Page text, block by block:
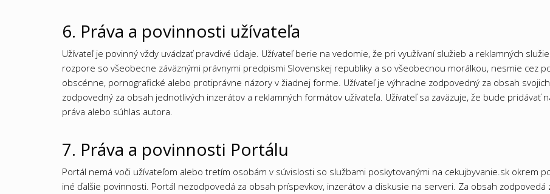
6. Práva a povinnosti užívateľa
Užívateľ je povinný vždy uvádzať pravdivé údaje. Užívateľ berie na vedomie, že pri využívaní služieb a reklamných
rozpore so všeobecne záväznými právnymi predpismi Slovenskej republiky a so všeobecnou morálkou, nesmie cez
obscénne, pornografické alebo protiprávne názory v žiadnej forme. Užívateľ je výhradne zodpovedný za obsah
zodpovedný za obsah jednotlivých inzerátov a reklamných formátov užívateľa. Užívateľ sa zaväzuje, že bude
práva alebo súhlas autora.
7. Práva a povinnosti Portálu
Portál nemá voči užívateľom alebo tretím osobám v súvislosti so službami poskytovanými na cekujbyvanie.sk okrem
iné ďalšie povinnosti. Portál nezodpovedá za obsah príspevkov, inzerátov a diskusie na serveri. Za obsah